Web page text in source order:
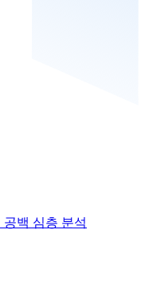
공백 심층 분석